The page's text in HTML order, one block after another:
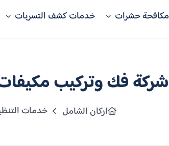
مكافحة حشرات خدمات كشف التسربات
شركة فك وتركيب
اركان الشامل خدمات